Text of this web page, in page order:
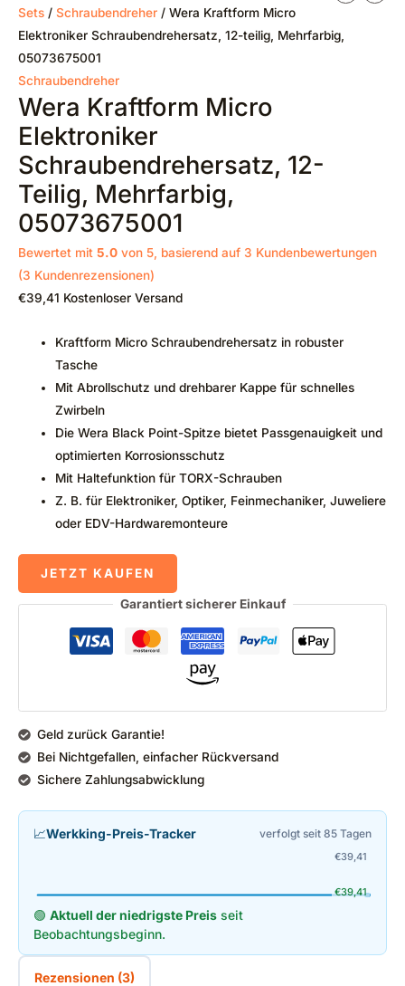
Sets / Schraubendreher / Wera Kraftform Micro
Elektroniker Schraubendrehersatz, 12-teilig, Mehrfarbig,
05073675001
Schraubendreher
Wera Kraftform Micro
Elektroniker
Schraubendrehersatz, 12-
Teilig, Mehrfarbig,
05073675001
Bewertet mit 5.0 von 5, basierend auf 3 Kundenbewertungen
(3 Kundenrezensionen)
€39,41 Kostenloser Versand
Kraftform Micro Schraubendrehersatz in robuster
Tasche
Mit Abrollschutz und drehbarer Kappe für schnelles
Zwirbeln
Die Wera Black Point-Spitze bietet Passgenauigkeit und
optimierten Korrosionsschutz
Mit Haltefunktion für TORX-Schrauben
Z. B. für Elektroniker, Optiker, Feinmechaniker, Juweliere
oder EDV-Hardwaremonteure
JETZT KAUFEN
Garantiert sicherer Einkauf
Geld zurück Garantie!
Bei Nichtgefallen, einfacher Rückversand
Sichere Zahlungsabwicklung
📈Werkking-Preis-Tracker verfolgt seit 85 Tagen
€39,41
€39,41
🟢 Aktuell der niedrigste Preis seit
Beobachtungsbeginn.
Rezensionen (3)